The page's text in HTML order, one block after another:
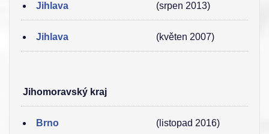
Jihlava (srpen 2013)
Jihlava (květen 2007)
Jihomoravský kraj
Brno (listopad 2016)